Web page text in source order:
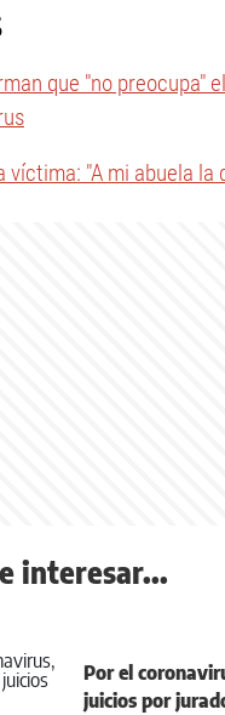
que "no preocupa"
víctima: "A mi abuela la
interesar...
Por el
juicios por